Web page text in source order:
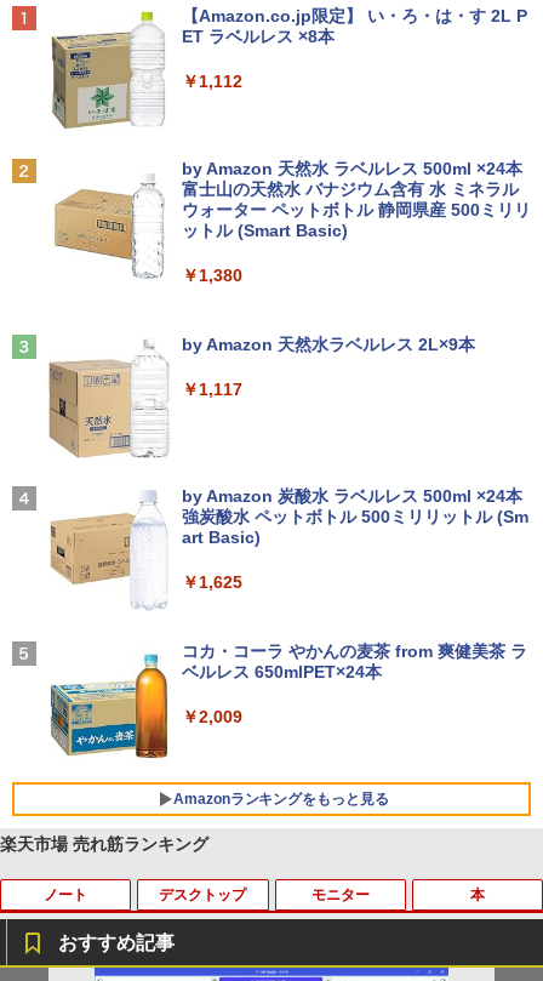
Anker Soundcore P40i オフホワイト
Anker Soundcore P31i ブラック
￥5,990
ラック
￥14,990
レスイヤホン bluetooth イヤホン V12 小型
軽量 ブルートゥースHi-Fi 最大36時間再生 ぶ
るーとゅーす コードレス ENCノイズキャン
付き 防水 タッチ式音量調整 スポーツ/通勤/通
￥1,964
Xiaomi シャオミ REDMI Buds 8 Lite ワイヤ
￥3,480
BRUCE WAYNE feat. Flo Milli, ATL Jacob
[Explicit]
￥250
BRUCE WAYNE feat. Flo Milli, ATL Jacob
[Explicit]
￥250
￥250
￥250
【Amazon.co.jp限定】 い・ろ・は・す 2L P
ET ラベルレス ×8本
￥1,112
by Amazon 天然水 ラベルレス 500ml ×24本
富士山の天然水 バナジウム含有 水 ミネラル
ウォーター ペットボトル 静岡県産 500ミリリ
ットル (Smart Basic)
￥1,380
by Amazon 天然水ラベルレス 2L×9本
￥1,117
by Amazon 炭酸水 ラベルレス 500ml ×24本
強炭酸水 ペットボトル 500ミリリットル (Sm
art Basic)
￥1,625
コカ・コーラ やかんの麦茶 from 爽健美茶 ラ
ベルレス 650mlPET×24本
￥2,009
Amazonランキングをもっと見る
薬屋のひとりごと 17巻 (デジタル版ビッグガ
ンガンコミックス)
￥770
楽天市場 売れ筋ランキング
ノート デスクトップ モニター 本
おすすめ記事